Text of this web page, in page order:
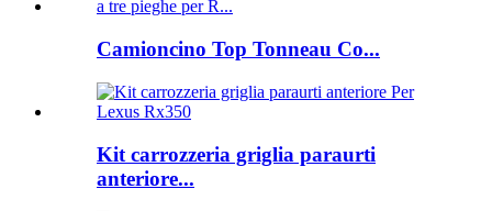
Camioncino Top Tonneau Co...
Kit carrozzeria griglia paraurti
anteriore...